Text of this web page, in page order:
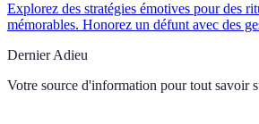
Explorez des stratégies émotives pour des
mémorables. Honorez un défunt avec des
Dernier Adieu
Votre source d'information pour tout savoir